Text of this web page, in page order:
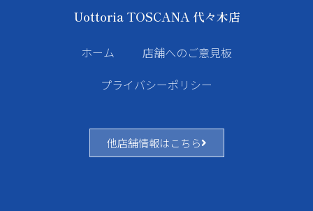
Uottoria TOSCANA 代々木店
ホーム
店舗へのご意見板
プライバシーポリシー
他店舗情報はこちら